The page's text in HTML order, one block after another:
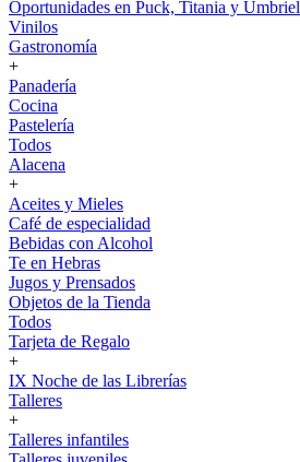
Oportunidades en Puck, Titania y Umbriel
Vinilos
Gastronomía
+
Panadería
Cocina
Pastelería
Todos
Alacena
+
Aceites y Mieles
Café de especialidad
Bebidas con Alcohol
Te en Hebras
Jugos y Prensados
Objetos de la Tienda
Todos
Tarjeta de Regalo
+
IX Noche de las Librerías
Talleres
+
Talleres infantiles